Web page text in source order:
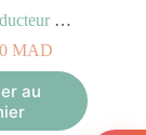
Cocoon Réducteur de Lit Mushrooms
MAD
au